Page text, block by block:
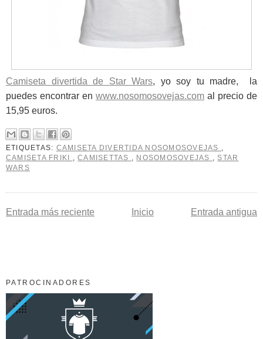
Camiseta divertida de Star Wars, yo soy tu madre, la
puedes encontrar en www.nosomosovejas.com al precio de
15,95 euros.
ETIQUETAS: CAMISETA DIVERTIDA NOSOMOSOVEJAS ,
CAMISETA FRIKI ,CAMISETTAS , NOSOMOSOVEJAS ,STAR
WARS
Entrada más reciente Entrada antigua
Inicio
PATROCINADORES